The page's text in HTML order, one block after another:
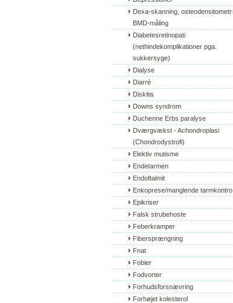
Dexa-skanning, osteodensitometri,
BMD-måling
Diabetesretinopati
(nethindekomplikationer pga.
sukkersyge)
Dialyse
Diarré
Diskitis
Downs syndrom
Duchenne Erbs paralyse
Dværgvækst - Achondroplasi
(Chondrodystrofi)
Elektiv mutisme
Endetarmen
Endoftalmit
Enkoprese/manglende tarmkontrol
Epikriser
Falsk strubehoste
Feberkramper
Fibersprængning
Fnat
Fobier
Fodvorter
Forhudsforsnævring
Forhøjet kolesterol